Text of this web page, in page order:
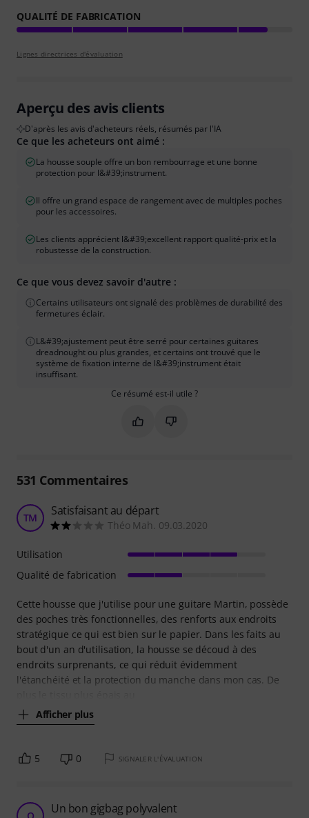
QUALITÉ DE FABRICATION
Lignes directrices d'évaluation
Aperçu des avis clients
D'après les avis d'acheteurs réels, résumés par l'IA
Ce que les acheteurs ont aimé :
La housse souple offre un bon rembourrage et une bonne
protection pour l&#39;instrument.
Il offre un grand espace de rangement avec de multiples poches
pour les accessoires.
Les clients apprécient l&#39;excellent rapport qualité-prix et la
robustesse de la construction.
Ce que vous devez savoir d'autre :
Certains utilisateurs ont signalé des problèmes de durabilité des
fermetures éclair.
L&#39;ajustement peut être serré pour certaines guitares
dreadnought ou plus grandes, et certains ont trouvé que le
système de fixation interne de l&#39;instrument était
insuffisant.
Ce résumé est-il utile ?
Marquer ce résumé comme utile
Marquer ce résumé comme
531 Commentaires
TM Satisfaisant au départ
Théo Mah. 09.03.2020
Cette housse que j'utilise pour une guitare Martin, possède
des poches très fonctionnelles, des renforts aux endroits
stratégique ce qui est bien sur le papier. Dans les faits au
bout d'un an d'utilisation, la housse se découd à des
endroits surprenants, ce qui réduit évidemment
l'étanchéité et la protection du manche dans mon cas. De
Afficher plus
Utilisation
Qualité de fabrication
5 0 SIGNALER L'ÉVALUATION
O Un bon gigbag polyvalent